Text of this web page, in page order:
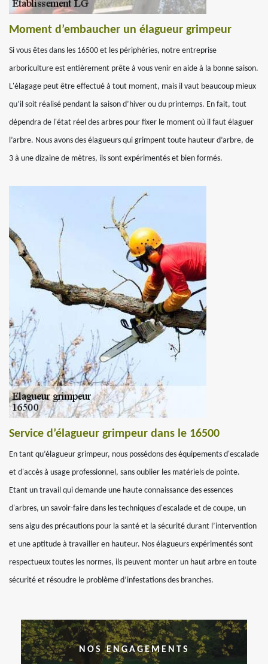
Moment d’embaucher un élagueur grimpeur
Si vous êtes dans les 16500 et les périphéries, notre entreprise
arboriculture est entièrement prête à vous venir en aide à la bonne saison.
L'élagage peut être effectué à tout moment, mais il vaut beaucoup mieux
qu’il soit réalisé pendant la saison d’hiver ou du printemps. En fait, tout
dépendra de l'état réel des arbres pour fixer le moment où il faut élaguer
l’arbre. Nous avons des élagueurs qui grimpent toute hauteur d’arbre, de
3 à une dizaine de mètres, ils sont expérimentés et bien formés.
Service d’élagueur grimpeur dans le 16500
En tant qu’élagueur grimpeur, nous possédons des équipements d'escalade
et d'accès à usage professionnel, sans oublier les matériels de pointe.
Etant un travail qui demande une haute connaissance des essences
d'arbres, un savoir-faire dans les techniques d'escalade et de coupe, un
sens aigu des précautions pour la santé et la sécurité durant l’intervention
et une aptitude à travailler en hauteur. Nos élagueurs expérimentés sont
respectueux toutes les normes, ils peuvent monter un haut arbre en toute
sécurité et résoudre le problème d’infestations des branches.
NOS ENGAGEMENTS